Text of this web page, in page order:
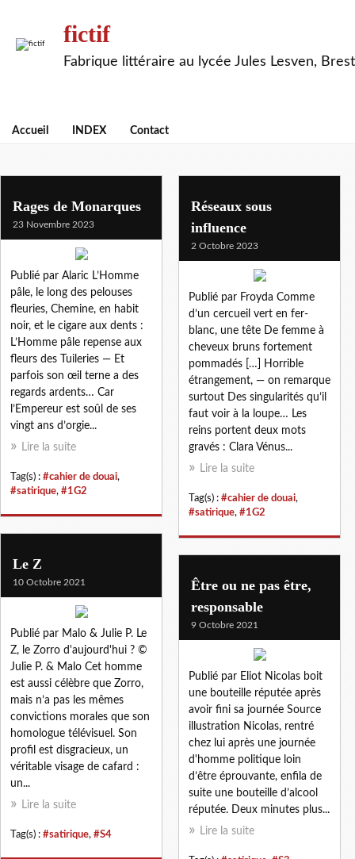
fictif
Fabrique littéraire au lycée Jules Lesven, Brest
Accueil INDEX Contact
satirique
Rages de Monarques
23 Novembre 2023
Publié par Alaric L’Homme
pâle, le long des pelouses
fleuries, Chemine, en habit
noir, et le cigare aux dents :
L’Homme pâle repense aux
fleurs des Tuileries — Et
parfois son œil terne a des
regards ardents… Car
l’Empereur est soûl de ses
vingt ans d’orgie...
Lire la suite
Tag(s) : #cahier de douai,
#satirique, #1G2
Réseaux sous
influence
2 Octobre 2023
Publié par Froyda Comme
d’un cercueil vert en fer-
blanc, une tête De femme à
cheveux bruns fortement
pommadés […] Horrible
étrangement, — on remarque
surtout Des singularités qu’il
faut voir à la loupe… Les
reins portent deux mots
gravés : Clara Vénus...
Lire la suite
Tag(s) : #cahier de douai,
#satirique, #1G2
Le Z
10 Octobre 2021
Publié par Malo & Julie P. Le
Z, le Zorro d'aujourd'hui ? ©
Julie P. & Malo Cet homme
est aussi célèbre que Zorro,
mais n’a pas les mêmes
convictions morales que son
homologue télévisuel. Son
profil est disgracieux, un
véritable visage de cafard :
un...
Lire la suite
Tag(s) : #satirique, #S4
Être ou ne pas être,
responsable
9 Octobre 2021
Publié par Eliot Nicolas boit
une bouteille réputée après
avoir fini sa journée Source
illustration Nicolas, rentré
chez lui après une journée
d'homme politique loin
d’être éprouvante, enfila de
suite une bouteille d’alcool
réputée. Deux minutes plus...
Lire la suite